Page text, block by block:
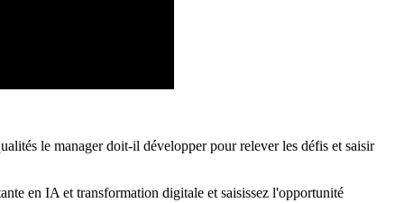
le manager doit-il développer pour relever les défis et saisir
en IA et transformation digitale et saisissez l'opportunité